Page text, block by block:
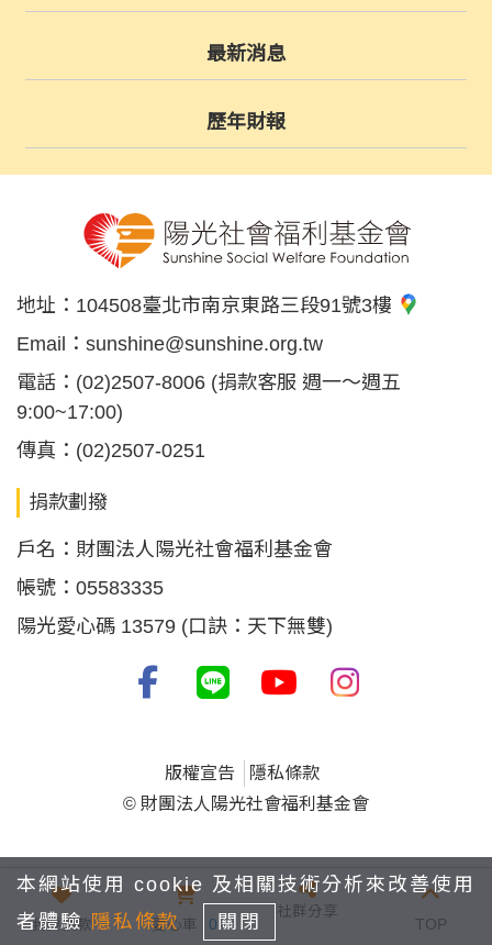
最新消息
歷年財報
地址： 104508臺北市南京東路三段91號3樓
Email： sunshine@sunshine.org.tw
電話： (02)2507-8006 (捐款客服 週一～週五
9:00~17:00)
傳真： (02)2507-0251
捐款劃撥
戶名：財團法人陽光社會福利基金會
帳號：05583335
陽光愛心碼 13579 (口訣：天下無雙)
版權宣告
隱私條款
© 財團法人陽光社會福利基金會
我要捐款 愛心車 0
社群分享
TOP
本網站使用 cookie 及相關技術分析來改善使用
者體驗 隱私條款 關閉